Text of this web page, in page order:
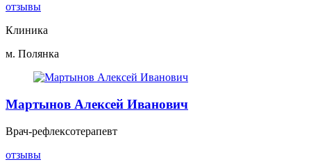
отзывы
Клиника
м. Полянка
Мартынов Алексей Иванович
Врач-рефлексотерапевт
отзывы